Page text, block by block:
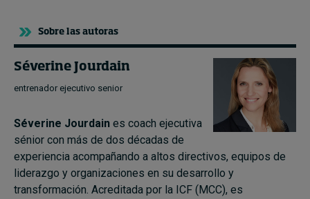
Sobre las autoras
Séverine Jourdain
entrenador ejecutivo senior
Séverine Jourdain es coach ejecutiva
sénior con más de dos décadas de
experiencia acompañando a altos directivos, equipos de
liderazgo y organizaciones en su desarrollo y
transformación. Acreditada por la ICF (MCC), es